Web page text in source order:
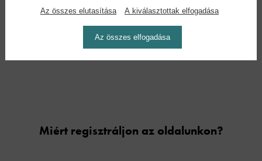
A párválasztó - The...
11,90 €
Miért regisztráljon az oldalunkon?
Az összes elutasítása A kiválasztottak elfogadása
Az összes elfogadása